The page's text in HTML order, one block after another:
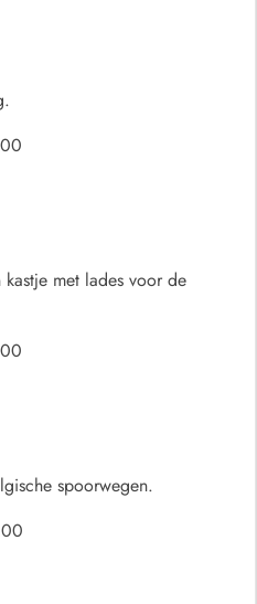
met lades voor de
spoorwegen.